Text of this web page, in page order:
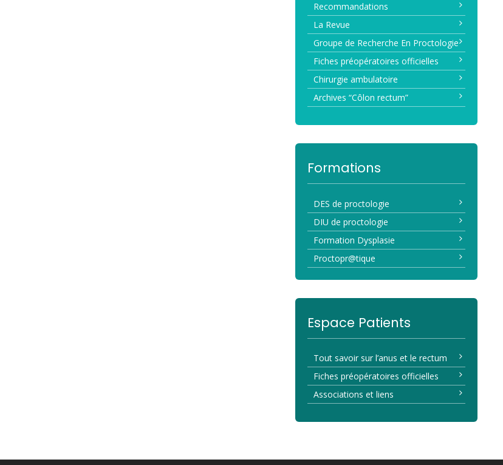
Recommandations
La Revue
Groupe de Recherche En Proctologie
Fiches préopératoires officielles
Chirurgie ambulatoire
Archives “Côlon rectum”
Formations
DES de proctologie
DIU de proctologie
Formation Dysplasie
Proctopr@tique
Espace Patients
Tout savoir sur l’anus et le rectum
Fiches préopératoires officielles
Associations et liens